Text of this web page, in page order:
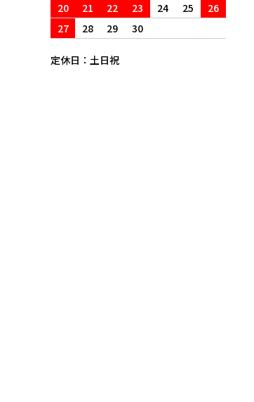
20
21 22 23 24 25
26
27
28 29 30
定休日：土日祝